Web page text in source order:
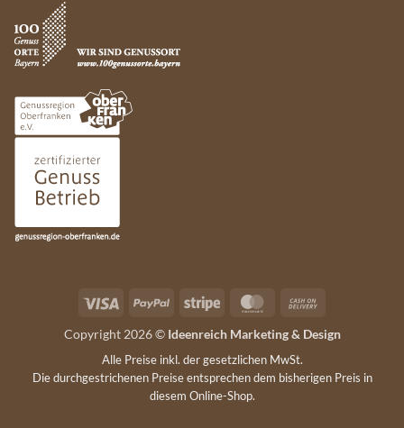
Visa PayPal Stripe MasterCard
Delivery
Copyright 2026 © Ideenreich Marketing & Design
Alle Preise inkl. der gesetzlichen MwSt.
Die durchgestrichenen Preise entsprechen dem bisherigen Preis in
diesem Online-Shop.